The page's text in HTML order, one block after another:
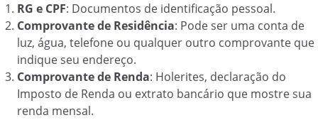
RG e CPF: Documentos de identificação pessoal.
Comprovante de Residência: Pode ser uma conta de
luz, água, telefone ou qualquer outro comprovante que
indique seu endereço.
Comprovante de Renda: Holerites, declaração do
Imposto de Renda ou extrato bancário que mostre sua
renda mensal.